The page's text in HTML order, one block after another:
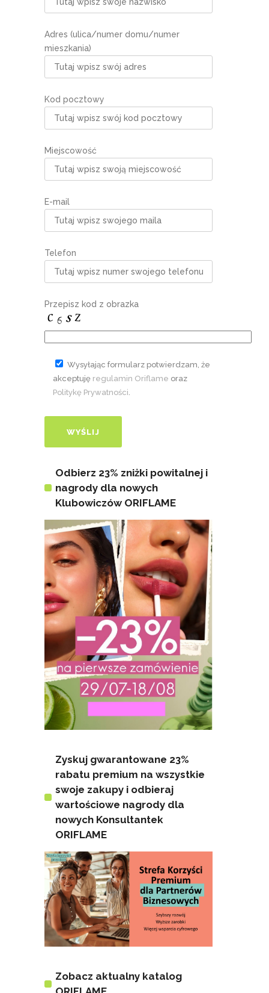
Adres (ulica/numer domu/numer
mieszkania)
Kod pocztowy
Miejscowość
E-mail
Telefon
Przepisz kod z obrazka
Wysyłając formularz potwierdzam, że
akceptuję regulamin Oriflame oraz
Politykę Prywatności
Odbierz 23% zniżki powitalnej i
nagrody dla nowych
Klubowiczów ORIFLAME
Zyskuj gwarantowane 23%
rabatu premium na wszystkie
swoje zakupy i odbieraj
wartościowe nagrody dla
nowych Konsultantek
ORIFLAME
Zobacz aktualny katalog